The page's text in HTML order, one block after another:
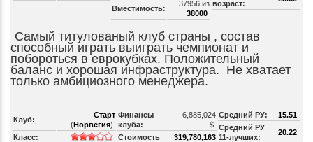
Вместимость:
37956 из
38000
возраст:
Самый титулованый клуб страны , состав
способный играть выиграть чемпионат и
побороться в еврокубках. Положительный
баланс и хорошая инфраструктура. Не хватает
только амбициозного менеджера.
Клуб:
Старт
(Норвегия)
Класс:
Финансы
клуба:
-6,885,024
$
Стоимость
319,780,163
Средний РУ:
15.51
Средний РУ
11-лучших:
20.22